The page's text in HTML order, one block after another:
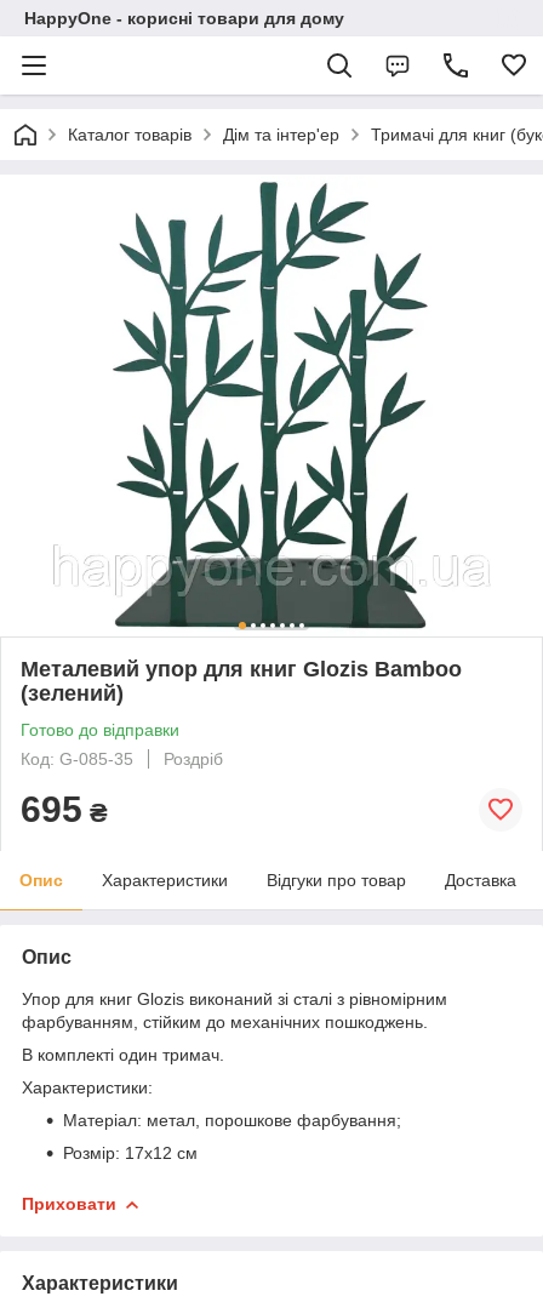
HappyOne - корисні товари для дому
Каталог товарів Дім та інтер'ер Тримачі для книг
Металевий упор для книг Glozis Bamboo
(зелений)
Готово до відправки
Код: G-085-35
Роздріб
695 ₴
Опис Характеристики Відгуки про товар Доставка
Опис
Упор для книг Glozis виконаний зі сталі з рівномірним
фарбуванням, стійким до механічних пошкоджень.
В комплекті один тримач.
Характеристики:
Матеріал: метал, порошкове фарбування;
Розмір: 17х12 см
Приховати
Характеристики